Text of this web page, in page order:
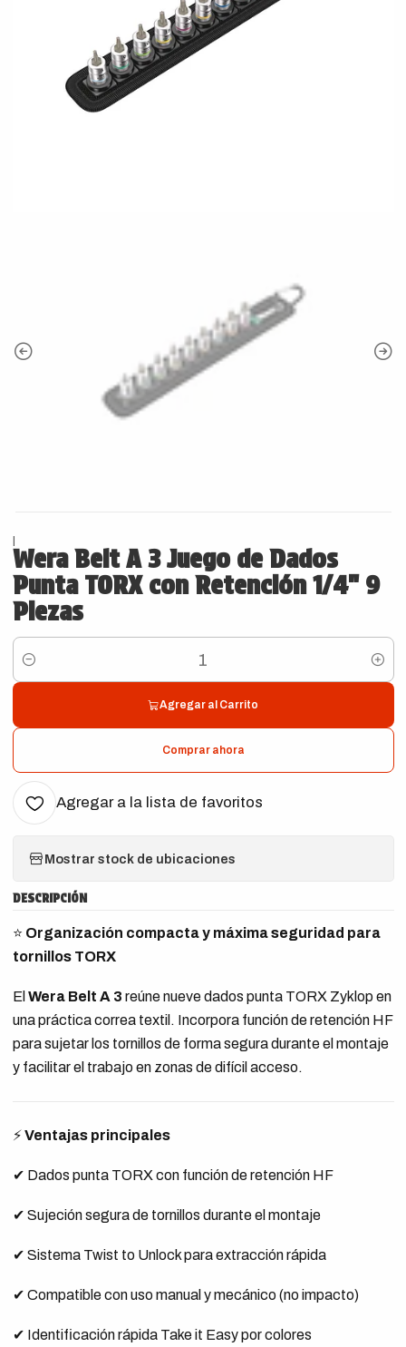
|
Wera Belt A 3 Juego de Dados
Punta TORX con Retención 1/4" 9
Piezas
Cantidad
Agregar al Carrito
Comprar ahora
Agregar a la lista de favoritos
Mostrar stock de ubicaciones
DESCRIPCIÓN
⭐ Organización compacta y máxima seguridad para
tornillos TORX
El Wera Belt A 3 reúne nueve dados punta TORX Zyklop en
una práctica correa textil. Incorpora función de retención HF
para sujetar los tornillos de forma segura durante el montaje
y facilitar el trabajo en zonas de difícil acceso.
⚡Ventajas principales
✔ Dados punta TORX con función de retención HF
✔ Sujeción segura de tornillos durante el montaje
✔ Sistema Twist to Unlock para extracción rápida
✔ Compatible con uso manual y mecánico (no impacto)
✔ Identificación rápida Take it Easy por colores